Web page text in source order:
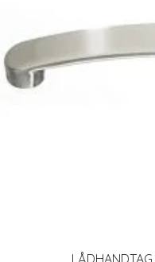
LÅDHANDTAG